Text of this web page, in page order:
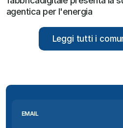
agentica per l'energia
Leggi tutti i
EMAIL